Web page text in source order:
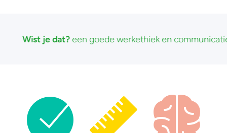
goede werkethiek en communicatie de belangrijkste